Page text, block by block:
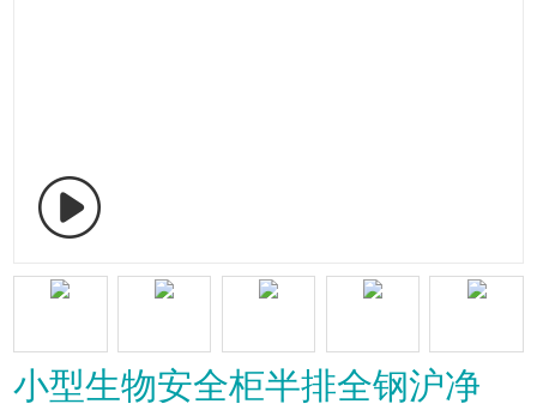
小型生物安全柜半排全钢沪净